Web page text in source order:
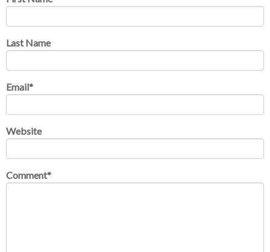
Last Name
Email*
Website
Comment*